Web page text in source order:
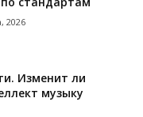
2026
Изменит ли
музыку